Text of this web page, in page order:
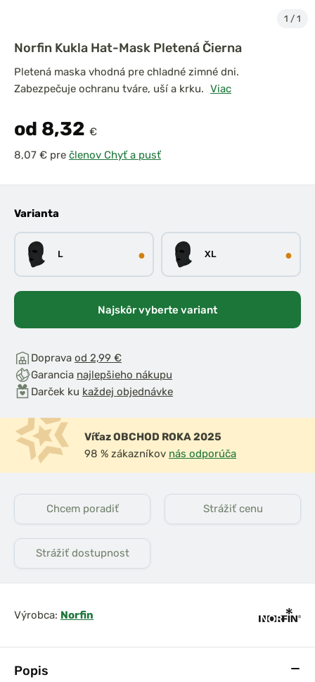
1 / 1
Popis
Norfin Kukla Hat-Mask Pletená Čierna
Pletená maska vhodná pre chladné zimné dni.
Zabezpečuje ochranu tváre, uší a krku. Viac
od 8,32 €
pre členov Chyť a pusť
Varianta
L ● XL ●
Najskôr vyberte variant
Doprava od 2,99 €
Garancia najlepšieho nákupu
Darček ku každej objednávke
Víťaz OBCHOD ROKA 2025
98 % zákazníkov nás odporúča
Chcem poradiť Strážiť cenu
Strážiť dostupnost
Výrobca: Norfin